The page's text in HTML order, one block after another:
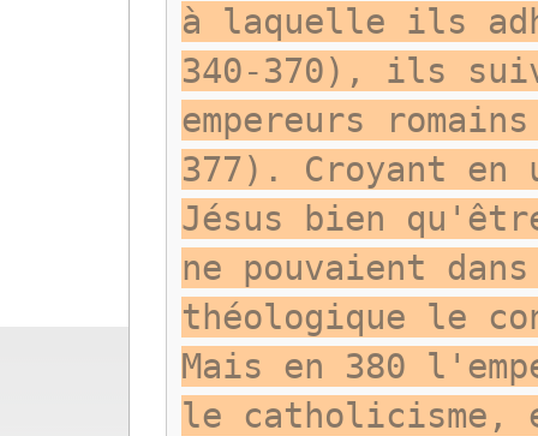
à laquelle ils
340-370), ils
empereurs
377). Croyant
Jésus bien
ne pouvaient
théologique le
Mais en 380
le catholicisme,